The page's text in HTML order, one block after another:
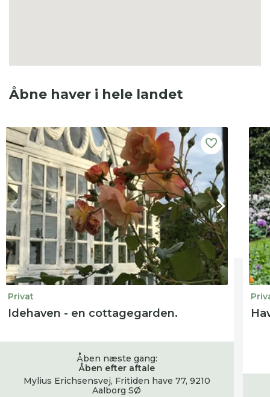
Åbne haver i hele landet
Privat
Idehaven - en cottagegarden.
Åben næste gang:
Åben efter aftale
Mylius Erichsensvej, Fritiden have 77, 9210
Aalborg SØ